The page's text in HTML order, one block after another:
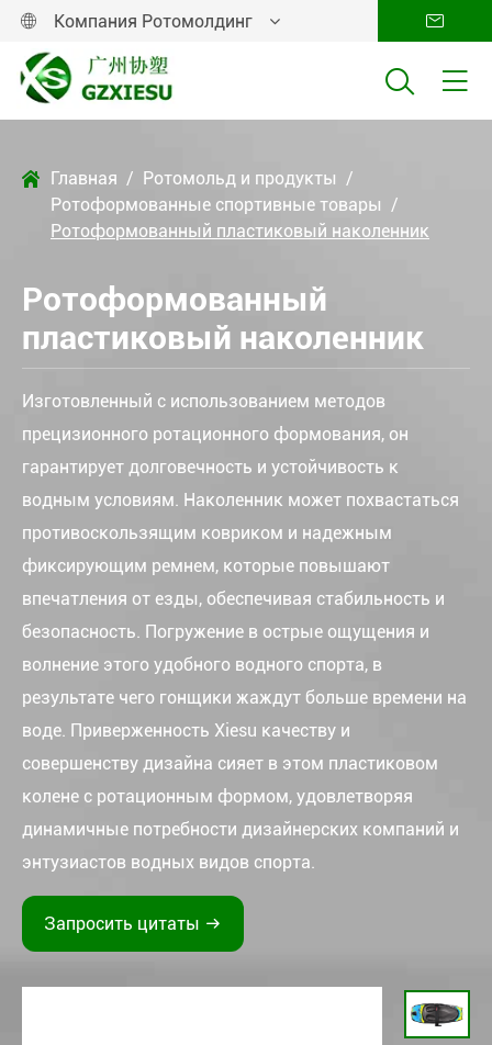
 Компания Ротомолдинг 
 
 Главная
Ротомольд и продукты
Ротоформованные спортивные товары
Ротоформованный пластиковый наколенник
Ротоформованный
пластиковый наколенник
Изготовленный с использованием методов
прецизионного ротационного формования, он
гарантирует долговечность и устойчивость к
водным условиям. Наколенник может похвастаться
противоскользящим ковриком и надежным
фиксирующим ремнем, которые повышают
впечатления от езды, обеспечивая стабильность и
безопасность. Погружение в острые ощущения и
волнение этого удобного водного спорта, в
результате чего гонщики жаждут больше времени на
воде. Приверженность Xiesu качеству и
совершенству дизайна сияет в этом пластиковом
колене с ротационным формом, удовлетворяя
динамичные потребности дизайнерских компаний и
энтузиастов водных видов спорта.
Запросить цитаты 